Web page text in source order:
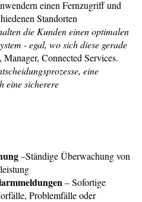
einen Fernzugriff und
Standorten
die Kunden einen optimalen
- egal, wo sich diese gerade
, Manager, Connected Services.
eine
eine sicherere
–Ständige Überwachung von
– Sofortige
Problemfälle oder